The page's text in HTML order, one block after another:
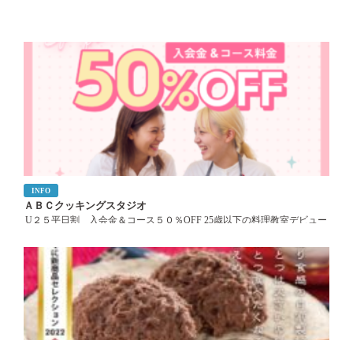
INFO
ＡＢＣクッキングスタジオ
U２５平日割 入会金＆コース５０％OFF 25歳以下の料理教室デビュー
理バリエーションクラス（6回・１２回・２４回・３６回） ※満25 […]